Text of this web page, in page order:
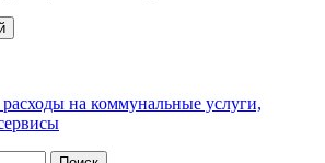
на коммунальные услуги,